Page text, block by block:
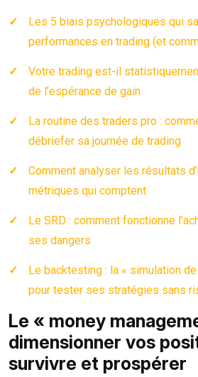
Les 5 biais psychologiques qui
performances en trading (et
Votre trading est-il
de l’espérance de gain
La routine des traders pro :
débriefer sa journée de trading
Comment analyser les résultats
métriques qui comptent
Le SRD : comment fonctionne
ses dangers
Le backtesting : la « simulation
pour tester ses stratégies sans
Le « money
dimensionner vos
survivre et prospérer